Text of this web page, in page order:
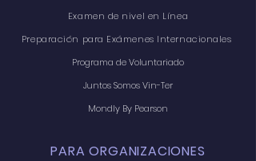
Examen de nivel en Línea
Preparación para Exámenes Internacionales
Programa de Voluntariado
Juntos Somos Vin-Ter
Mondly By Pearson
PARA ORGANIZACIONES